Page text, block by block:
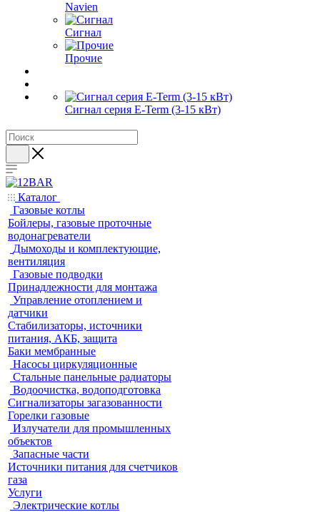
Navien
Сигнал
Прочие
Сигнал серия E-Term (3-15 кВт)
Каталог
Газовые котлы
Бойлеры, газовые проточные
водонагреватели
Дымоходы и комплектующие,
вентиляция
Газовые подводки
Принадлежности для монтажа
Управление отоплением и
датчики
Стабилизаторы, источники
питания, АКБ, защита
Баки мембранные
Насосы циркуляционные
Стальные панельные радиаторы
Водоочистка, водоподготовка
Сигнализаторы загазованности
Горелки газовые
Излучатели для промышленных
объектов
Запасные части
Источники питания для счетчиков
газа
Услуги
Электрические котлы